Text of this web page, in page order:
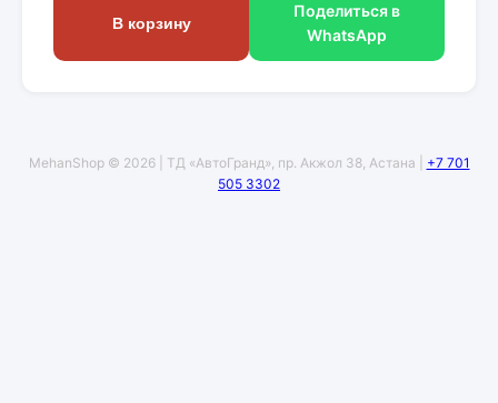
В корзину
Поделиться в
WhatsApp
MehanShop © 2026 | ТД «АвтоГранд», пр. Акжол 38, Астана | +7 701
505 3302